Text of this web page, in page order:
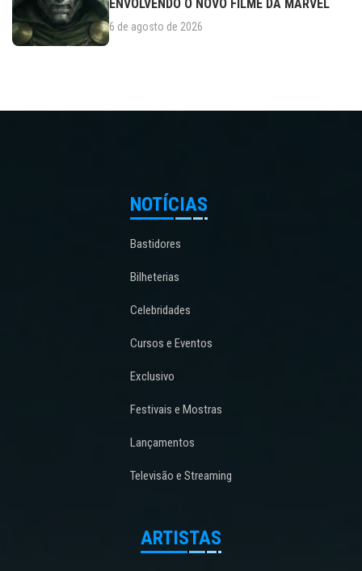
ENVOLVENDO O NOVO FILME DA MARVEL
6 de agosto de 2026
NOTÍCIAS
Bastidores
Bilheterias
Celebridades
Cursos e Eventos
Exclusivo
Festivais e Mostras
Lançamentos
Televisão e Streaming
ARTISTAS